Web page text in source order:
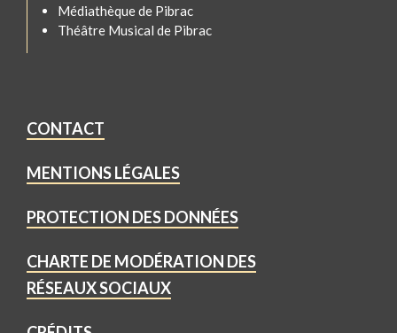
Médiathèque de Pibrac
Théâtre Musical de Pibrac
CONTACT
MENTIONS LÉGALES
PROTECTION DES DONNÉES
CHARTE DE MODÉRATION DES
RÉSEAUX SOCIAUX